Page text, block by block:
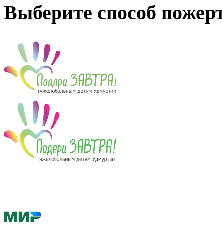
Выберите способ